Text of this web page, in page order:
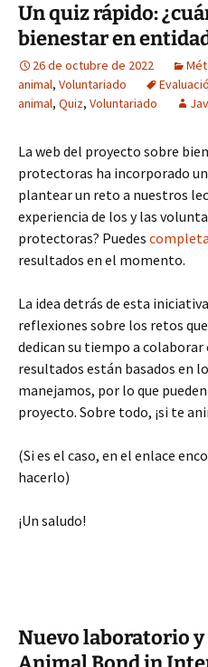
Un quiz rápido:
bienestar en
26 de octubre de 2022
animal, Voluntariado
animal, Quiz, Voluntariado
La web del proyecto sobre
protectoras ha incorporado
plantear un reto a nuestros
experiencia de los y las
protectoras? Puedes
resultados en el momento.
La idea detrás de esta
reflexiones sobre los retos
dedican su tiempo a
resultados están basados en
manejamos, por lo que
proyecto. Sobre todo, ¡si te
(Si es el caso, en el enlace
hacerlo)
¡Un saludo!
Nuevo laboratorio